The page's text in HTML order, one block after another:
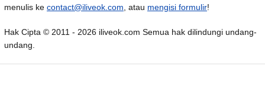
menulis ke contact@iliveok.com , atau mengisi formulir!
Hak Cipta © 2011 - 2026 iliveok.com Semua hak dilindungi undang-
undang.